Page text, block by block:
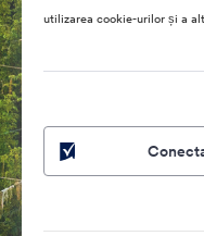
utilizarea cookie-urilor și a